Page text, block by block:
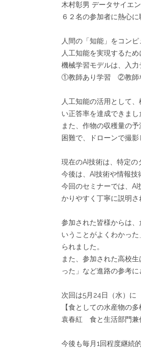
木村彰男 データサイエ
６２名の参加者に熱心に
人間の「知能」をコン
人工知能を実現するた
機械学習モデルは、入力
①教師あり学習 ②教師
人工知能の活用として
い正答率を達成できまし
また、作物の収穫量の
困難で、ドローンで撮
現在のAI技術は、特定の
今後は、AI技術や情報技
今回のセミナーでは、
かりやすく丁寧に説明さ
参加された皆様からは
いうことがよくわかっ
られました。
また、参加された高校
った」など進路の参考に
次回は5月24日（水）に
【食としての水産物の
袁春紅 食と生活部門兼
今後も毎月1回程度継続